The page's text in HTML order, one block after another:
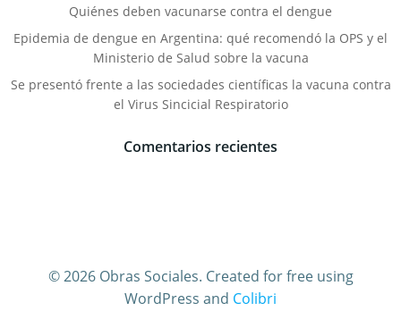
Quiénes deben vacunarse contra el dengue
Epidemia de dengue en Argentina: qué recomendó la OPS y el
Ministerio de Salud sobre la vacuna
Se presentó frente a las sociedades científicas la vacuna contra
el Virus Sincicial Respiratorio
Comentarios recientes
© 2026 Obras Sociales. Created for free using
WordPress and Colibri